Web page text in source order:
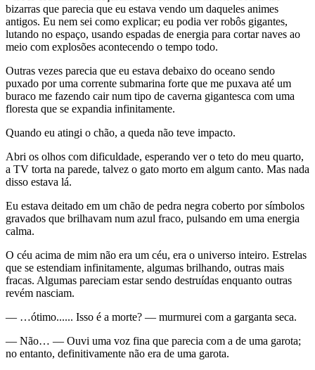
bizarras que parecia que eu estava vendo um daqueles animes
antigos. Eu nem sei como explicar; eu podia ver robôs gigantes,
lutando no espaço, usando espadas de energia para cortar naves ao
meio com explosões acontecendo o tempo todo.
Outras vezes parecia que eu estava debaixo do oceano sendo
puxado por uma corrente submarina forte que me puxava até um
buraco me fazendo cair num tipo de caverna gigantesca com uma
floresta que se expandia infinitamente.
Quando eu atingi o chão, a queda não teve impacto.
Abri os olhos com dificuldade, esperando ver o teto do meu quarto,
a TV torta na parede, talvez o gato morto em algum canto. Mas nada
disso estava lá.
Eu estava deitado em um chão de pedra negra coberto por símbolos
gravados que brilhavam num azul fraco, pulsando em uma energia
calma.
O céu acima de mim não era um céu, era o universo inteiro. Estrelas
que se estendiam infinitamente, algumas brilhando, outras mais
fracas. Algumas pareciam estar sendo destruídas enquanto outras
revém nasciam.
— …ótimo...... Isso é a morte? — murmurei com a garganta seca.
— Não… — Ouvi uma voz fina que parecia com a de uma garota;
no entanto, definitivamente não era de uma garota.